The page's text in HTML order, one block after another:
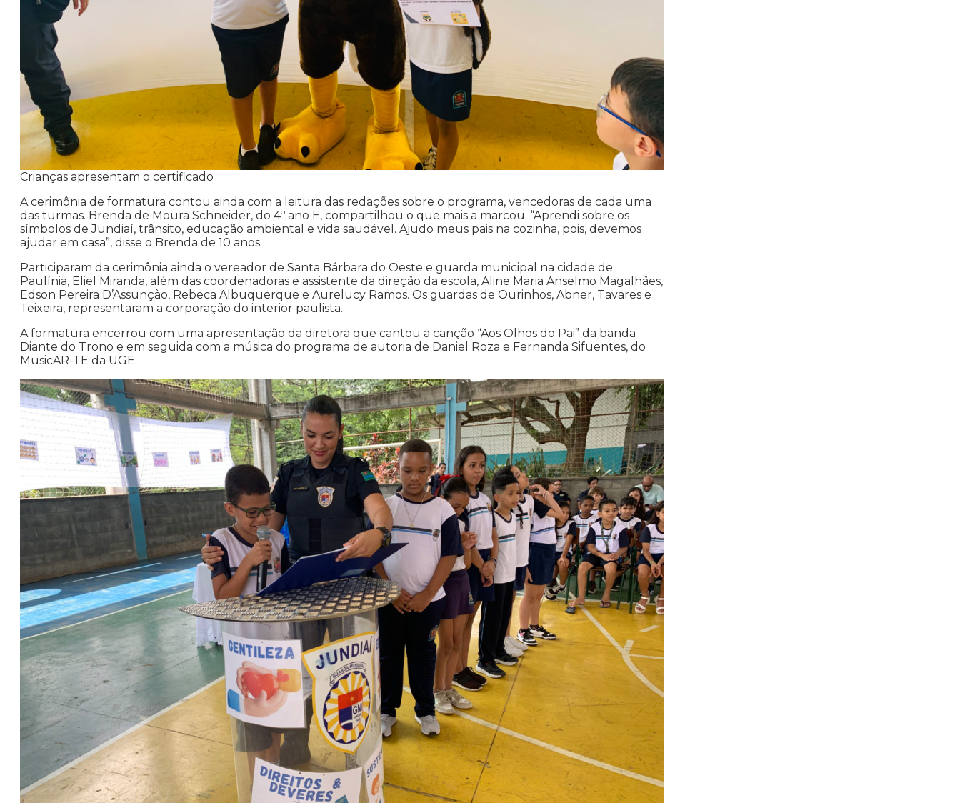
Crianças apresentam o certificado
A cerimônia de formatura contou ainda com a leitura das redações sobre o programa, vencedoras de cada uma
das turmas. Brenda de Moura Schneider, do 4º ano E, compartilhou o que mais a marcou. “Aprendi sobre os
símbolos de Jundiaí, trânsito, educação ambiental e vida saudável. Ajudo meus pais na cozinha, pois, devemos
ajudar em casa”, disse o Brenda de 10 anos.
Participaram da cerimônia ainda o vereador de Santa Bárbara do Oeste e guarda municipal na cidade de
Paulínia, Eliel Miranda, além das coordenadoras e assistente da direção da escola, Aline Maria Anselmo Magalhães,
Edson Pereira D’Assunção, Rebeca Albuquerque e Aurelucy Ramos. Os guardas de Ourinhos, Abner, Tavares e
Teixeira, representaram a corporação do interior paulista.
A formatura encerrou com uma apresentação da diretora que cantou a canção “Aos Olhos do Pai” da banda
Diante do Trono e em seguida com a música do programa de autoria de Daniel Roza e Fernanda Sifuentes, do
MusicAR-TE da UGE.